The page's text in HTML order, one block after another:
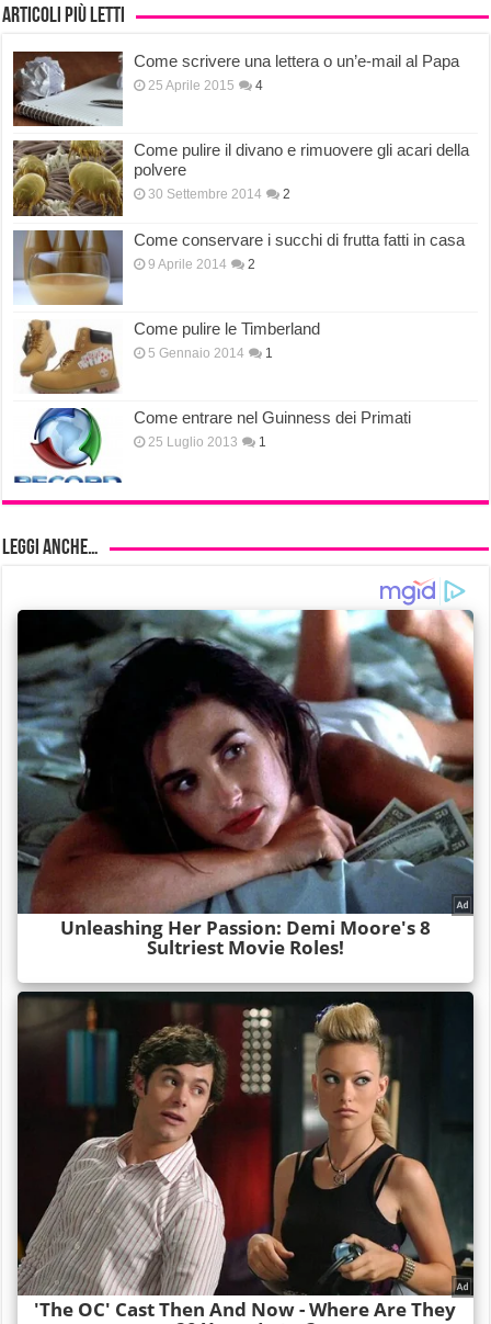
Articoli più letti
Come scrivere una lettera o un’e-mail al Papa
25 Aprile 2015 4
Come pulire il divano e rimuovere gli acari della
polvere
30 Settembre 2014 2
Come conservare i succhi di frutta fatti in casa
9 Aprile 2014 2
Come pulire le Timberland
5 Gennaio 2014 1
Come entrare nel Guinness dei Primati
25 Luglio 2013 1
Leggi anche…